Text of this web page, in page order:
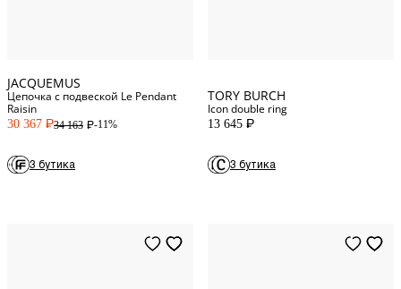
JACQUEMUS
Цепочка с подвеской Le Pendant
Raisin
30 367 P34 163 P-11%
3 бутика
TORY BURCH
Icon double ring
13 645 P
3 бутика